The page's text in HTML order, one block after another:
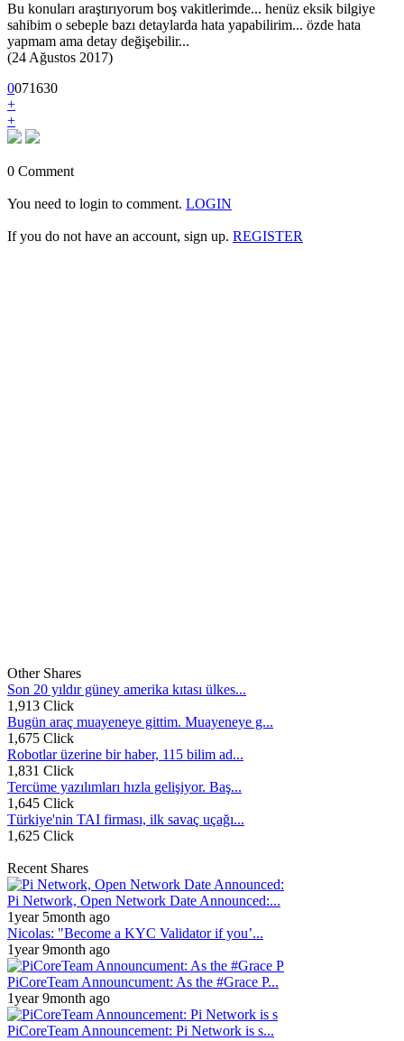
Bu konuları araştırıyorum boş vakitlerimde... henüz eksik bilgiye
sahibim o sebeple bazı detaylarda hata yapabilirim... özde hata
yapmam ama detay değişebilir...
(24 Ağustos 2017)
0071630
+
+
0 Comment
You need to login to comment. LOGIN
If you do not have an account, sign up. REGISTER
Other Shares
Son 20 yıldır güney amerika kıtası ülkes...
1,913 Click
Bugün araç muayeneye gittim. Muayeneye g...
1,675 Click
Robotlar üzerine bir haber, 115 bilim ad...
1,831 Click
Tercüme yazılımları hızla gelişiyor. Baş...
1,645 Click
Türkiye'nin TAI firması, ilk savaç uçağı...
1,625 Click
Recent Shares
Pi Network, Open Network Date Announced:...
1year 5month ago
Nicolas: "Become a KYC Validator if you’...
1year 9month ago
PiCoreTeam Announcument: As the #Grace P...
1year 9month ago
PiCoreTeam Announcement: Pi Network is s...